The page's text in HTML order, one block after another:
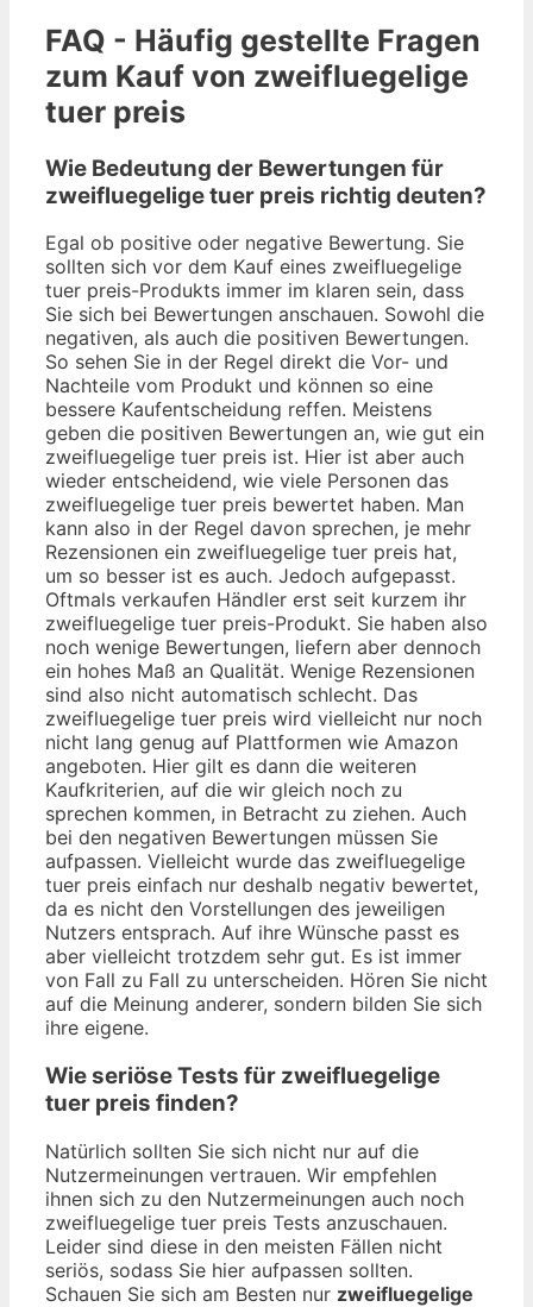
FAQ - Häufig gestellte Fragen
zum Kauf von zweifluegelige
tuer preis
Wie Bedeutung der Bewertungen für
zweifluegelige tuer preis richtig deuten?
Egal ob positive oder negative Bewertung. Sie
sollten sich vor dem Kauf eines zweifluegelige
tuer preis-Produkts immer im klaren sein, dass
Sie sich bei Bewertungen anschauen. Sowohl die
negativen, als auch die positiven Bewertungen.
So sehen Sie in der Regel direkt die Vor- und
Nachteile vom Produkt und können so eine
bessere Kaufentscheidung reffen. Meistens
geben die positiven Bewertungen an, wie gut ein
zweifluegelige tuer preis ist. Hier ist aber auch
wieder entscheidend, wie viele Personen das
zweifluegelige tuer preis bewertet haben. Man
kann also in der Regel davon sprechen, je mehr
Rezensionen ein zweifluegelige tuer preis hat,
um so besser ist es auch. Jedoch aufgepasst.
Oftmals verkaufen Händler erst seit kurzem ihr
zweifluegelige tuer preis-Produkt. Sie haben also
noch wenige Bewertungen, liefern aber dennoch
ein hohes Maß an Qualität. Wenige Rezensionen
sind also nicht automatisch schlecht. Das
zweifluegelige tuer preis wird vielleicht nur noch
nicht lang genug auf Plattformen wie Amazon
angeboten. Hier gilt es dann die weiteren
Kaufkriterien, auf die wir gleich noch zu
sprechen kommen, in Betracht zu ziehen. Auch
bei den negativen Bewertungen müssen Sie
aufpassen. Vielleicht wurde das zweifluegelige
tuer preis einfach nur deshalb negativ bewertet,
da es nicht den Vorstellungen des jeweiligen
Nutzers entsprach. Auf ihre Wünsche passt es
aber vielleicht trotzdem sehr gut. Es ist immer
von Fall zu Fall zu unterscheiden. Hören Sie nicht
auf die Meinung anderer, sondern bilden Sie sich
ihre eigene.
Wie seriöse Tests für zweifluegelige
tuer preis finden?
Natürlich sollten Sie sich nicht nur auf die
Nutzermeinungen vertrauen. Wir empfehlen
ihnen sich zu den Nutzermeinungen auch noch
zweifluegelige tuer preis Tests anzuschauen.
Leider sind diese in den meisten Fällen nicht
seriös, sodass Sie hier aufpassen sollten.
Schauen Sie sich am Besten nur zweifluegelige